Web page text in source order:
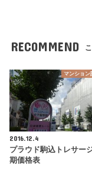
RECOMMEND
マンショ
2016.12.4
プラウド駒込トレサ
期価格表